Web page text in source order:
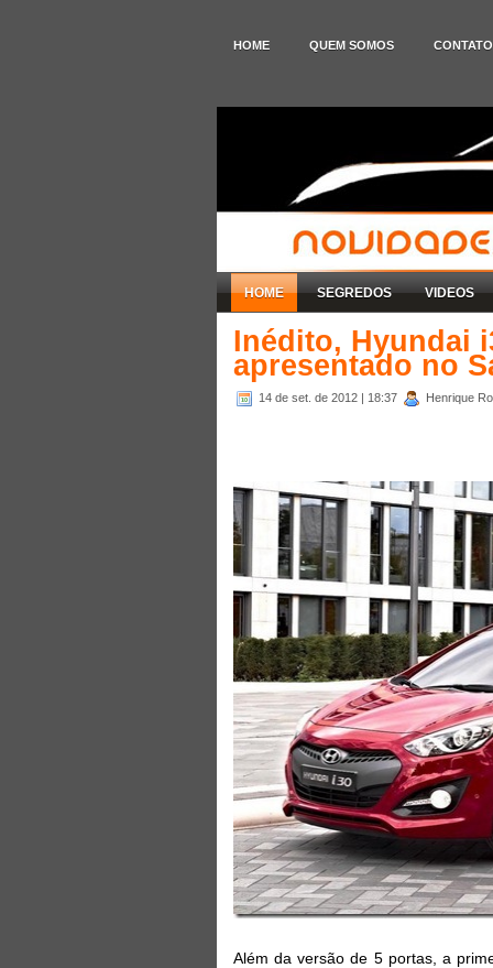
HOME QUEM SOMOS CONTATO
HOME SEGREDOS VIDEOS
Inédito, Hyundai
apresentado no
14 de set. de 2012 | 18:37 Henrique
Além da versão de 5 portas, a